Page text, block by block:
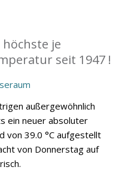
je
seit 1947 !
außergewöhnlich
ein neuer absoluter
von 39.0 °C aufgestellt
von Donnerstag auf